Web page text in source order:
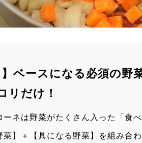
】ベースになる必須の野
リだけ！
ーネは野菜がたくさん入った「食
菜】＋【具になる野菜】を組み合わ